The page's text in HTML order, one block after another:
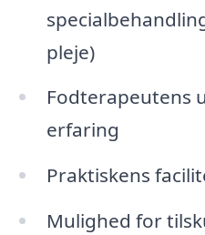
pleje)
Fodterapeutens
erfaring
Praktiskens
Mulighed for